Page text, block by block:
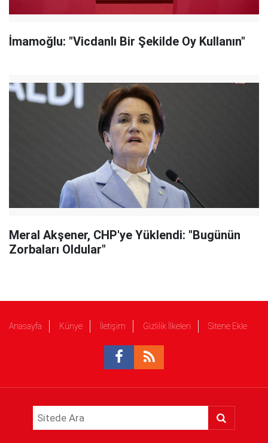
İmamoğlu: "Vicdanlı Bir Şekilde Oy Kullanın"
Meral Akşener, CHP'ye Yüklendi: "Bugünün
Zorbaları Oldular"
Anasayfa Künye İletişim Gizlilik İlkeleri Sitene Ekle